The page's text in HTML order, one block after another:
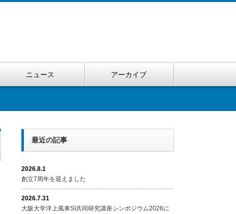
ニュース アーカイブ
最近の記事
2026.8.1
創立7周年を迎えました
2026.7.31
大阪大学洋上風車SI共同研究講座シンポジウム2026に